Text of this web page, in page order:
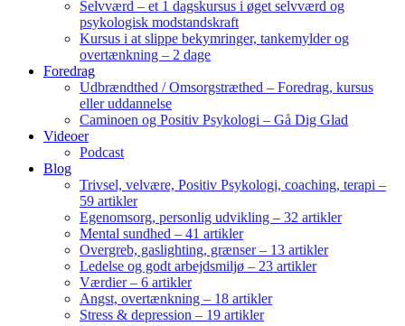
Selvværd – et 1 dagskursus i øget selvværd og
psykologisk modstandskraft
Kursus i at slippe bekymringer, tankemylder og
overtænkning – 2 dage
Foredrag
Udbrændthed / Omsorgstræthed – Foredrag, kursus
eller uddannelse
Caminoen og Positiv Psykologi – Gå Dig Glad
Videoer
Podcast
Blog
Trivsel, velvære, Positiv Psykologi, coaching, terapi –
59 artikler
Egenomsorg, personlig udvikling – 32 artikler
Mental sundhed – 41 artikler
Overgreb, gaslighting, grænser – 13 artikler
Ledelse og godt arbejdsmiljø – 23 artikler
Værdier – 6 artikler
Angst, overtænkning – 18 artikler
Stress & depression – 19 artikler